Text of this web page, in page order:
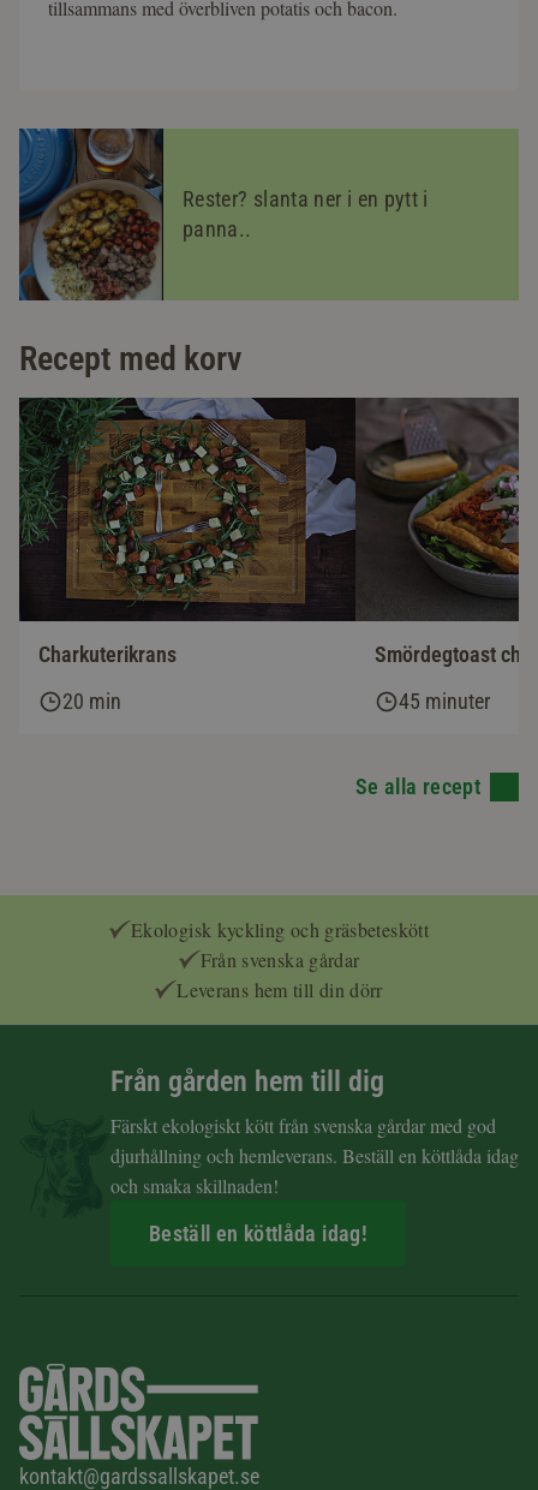
tillsammans med överbliven potatis och bacon.
Rester? slanta ner i en pytt i
panna..
Recept med korv
Charkuterikrans
20 min
Smördegtoast
45 minuter
Se alla recept
Ekologisk kyckling och gräsbeteskött
Från svenska gårdar
Leverans hem till din dörr
Från gården hem till dig
Färskt ekologiskt kött från svenska gårdar med god
djurhållning och hemleverans. Beställ en köttlåda idag
och smaka skillnaden!
Beställ en köttlåda idag!
kontakt@gardssallskapet.se